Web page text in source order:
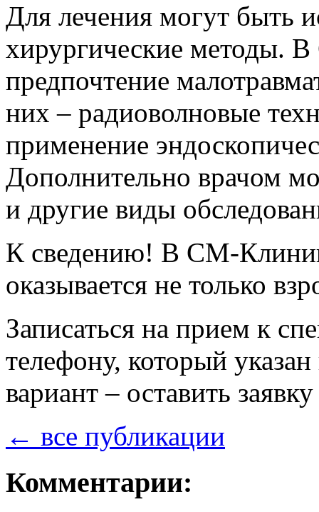
Для лечения могут быть
хирургические методы.
предпочтение
них – радиоволновые
применение
Дополнительно врачом
и другие виды
К сведению! В СМ-
оказывается не только
Записаться на прием к
телефону, который
вариант – оставить
← все публикации
Комментарии: